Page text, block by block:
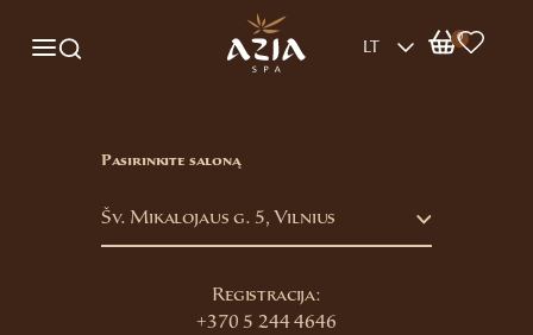
LT
0
Pasirinkite saloną
Šv. Mikalojaus g. 5, Vilnius
Registracija:
+370 5 244 4646